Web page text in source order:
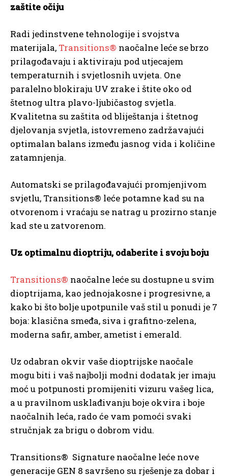
zaštite očiju
Radi jedinstvene tehnologije i svojstva
materijala, Transitions® naočalne leće se brzo
prilagođavaju i aktiviraju pod utjecajem
temperaturnih i svjetlosnih uvjeta. One
paralelno blokiraju UV zrake i štite oko od
štetnog ultra plavo-ljubičastog svjetla.
Kvalitetna su zaštita od bliještanja i štetnog
djelovanja svjetla, istovremeno zadržavajući
optimalan balans između jasnog vida i količine
zatamnjenja.
Automatski se prilagođavajući promjenjivom
svjetlu, Transitions® leće potamne kad su na
otvorenom i vraćaju se natrag u prozirno stanje
kad ste u zatvorenom.
Uz optimalnu dioptriju, odaberite i svoju boju
Transitions® naočalne leće su dostupne u svim
dioptrijama, kao jednojakosne i progresivne, a
kako bi što bolje upotpunile vaš stil u ponudi je 7
boja: klasična smeđa, siva i grafitno-zelena,
moderna safir, amber, ametist i emerald.
Uz odabran okvir vaše dioptrijske naočale
mogu biti i vaš najbolji modni dodatak jer imaju
moć u potpunosti promijeniti vizuru vašeg lica,
a u pravilnom usklađivanju boje okvira i boje
naočalnih leća, rado će vam pomoći svaki
stručnjak za brigu o dobrom vidu.
Transitions® Signature naočalne leće nove
generacije GEN 8 savršeno su rješenje za dobar i